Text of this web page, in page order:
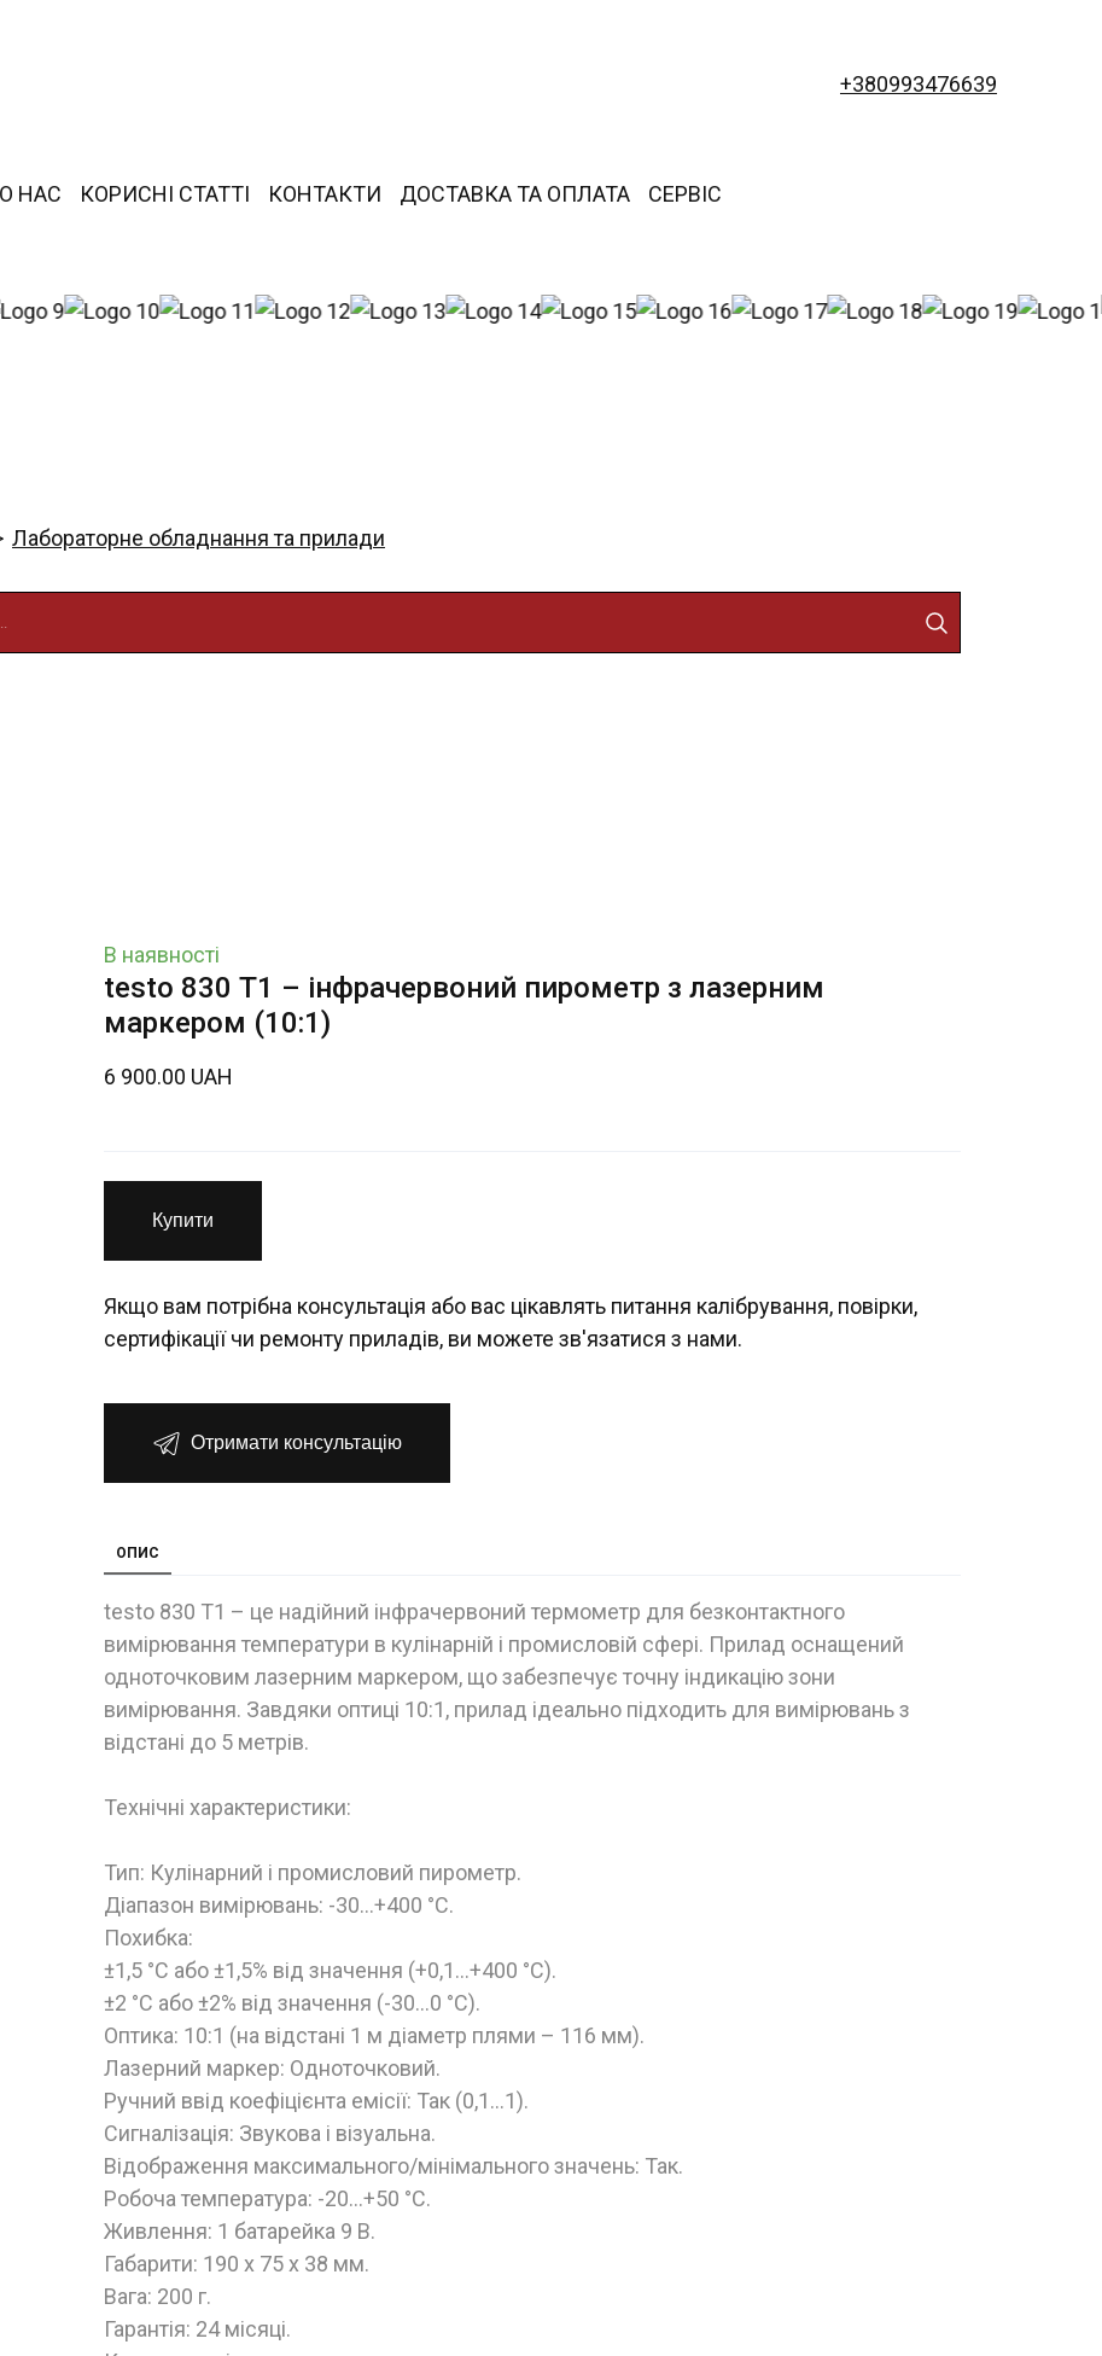
+380993476639
НАС КОРИСНІ СТАТТІ КОНТАКТИ ДОСТАВКА ТА ОПЛАТА СЕРВІС
Лабораторне обладнання та прилади
В наявності
testo 830 Т1 – інфрачервоний пирометр з лазерним
маркером (10:1)
6 900.00 UAH
Купити
Якщо вам потрібна консультація або вас цікавлять питання калібрування, повірки,
сертифікації чи ремонту приладів, ви можете зв'язатися з нами.
Отримати консультацію
ОПИС
testo 830 Т1 – це надійний інфрачервоний термометр для безконтактного
вимірювання температури в кулінарній і промисловій сфері. Прилад оснащений
одноточковим лазерним маркером, що забезпечує точну індикацію зони
вимірювання. Завдяки оптиці 10:1, прилад ідеально підходить для вимірювань з
відстані до 5 метрів.
Технічні характеристики:
Тип: Кулінарний і промисловий пирометр.
Діапазон вимірювань: -30…+400 °C.
Похибка:
±1,5 °C або ±1,5% від значення (+0,1...+400 °C).
±2 °C або ±2% від значення (-30...0 °C).
Оптика: 10:1 (на відстані 1 м діаметр плями – 116 мм).
Лазерний маркер: Одноточковий.
Ручний ввід коефіцієнта емісії: Так (0,1...1).
Сигналізація: Звукова і візуальна.
Відображення максимального/мінімального значень: Так.
Робоча температура: -20…+50 °C.
Живлення: 1 батарейка 9 В.
Габарити: 190 x 75 x 38 мм.
Вага: 200 г.
Гарантія: 24 місяці.